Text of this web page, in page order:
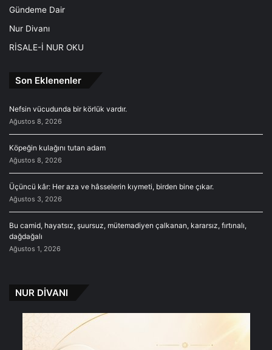
Gündeme Dair
Nur Divanı
RİSALE-İ NUR OKU
Son Eklenenler
Nefsin vücudunda bir körlük vardır.
Ağustos 8, 2026
Köpeğin kulağını tutan adam
Ağustos 8, 2026
Üçüncü kâr: Her aza ve hâsselerin kıymeti, birden bine çıkar.
Ağustos 3, 2026
Bu camid, hayatsız, şuursuz, mütemadiyen çalkanan, kararsız, fırtınalı,
dağdağalı
Ağustos 1, 2026
NUR DİVANI